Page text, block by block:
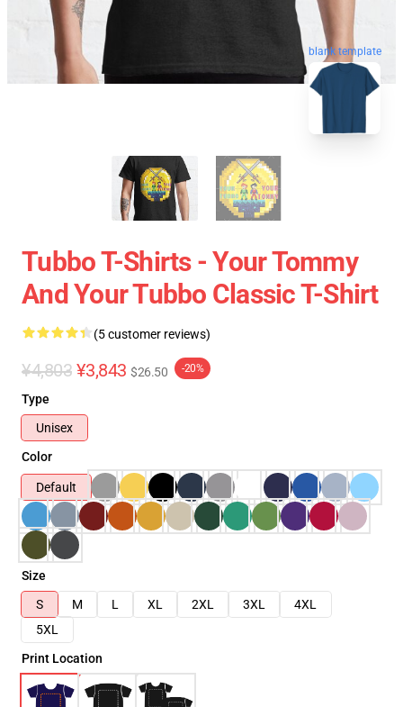
blank template
Tubbo T-Shirts - Your Tommy
And Your Tubbo Classic T-Shirt
(5 customer reviews)
¥4,803 ¥3,843 $26.50 -20%
Type
Unisex
Color
Default
Size
S
M L XL 2XL 3XL
4XL
5XL
Print Location